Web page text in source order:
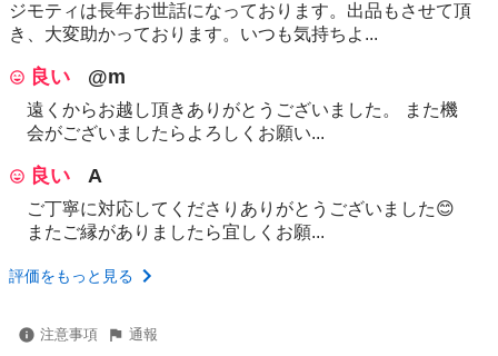
ジモティは長年お世話になっております。出品もさせて頂
き、大変助かっております。いつも気持ちよ...
良い @m
遠くからお越し頂きありがとうございました。 また機
会がございましたらよろしくお願い...
良い A
ご丁寧に対応してくださりありがとうございました😊
またご縁がありましたら宜しくお願...
評価をもっと見る
注意事項 通報